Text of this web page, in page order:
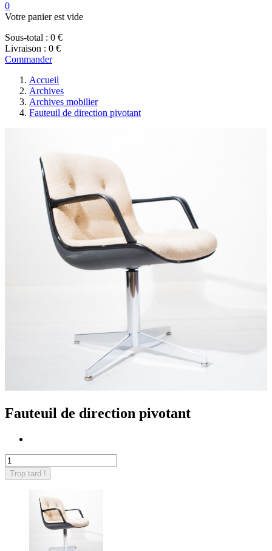
0
Votre panier est vide
Sous-total : 0 €
Livraison : 0 €
Commander
Accueil
Archives
Archives mobilier
Fauteuil de direction pivotant
Fauteuil de direction pivotant
Trop tard !